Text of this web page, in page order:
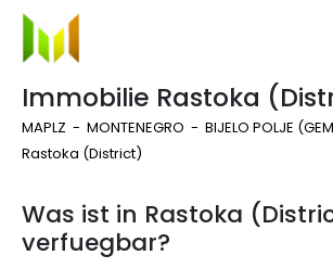
Immobilie Rastoka
MAPLZ MONTENEGRO
BIJELO POLJE
Rastoka (District)
Was ist in Rastoka
verfuegbar?